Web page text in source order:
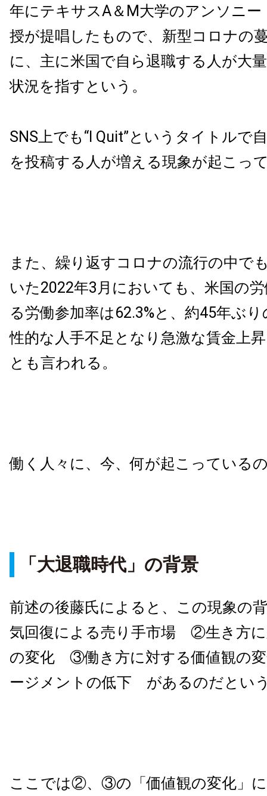
年にテキサスA＆M大学のアンソニー
授が提唱したもので、新型コロナの
に、主に米国で自ら退職する人が大
状況を指すという。
SNS上でも“I Quit”というタイトルで
を投稿する人が増える現象が起こっ
また、繰り返すコロナの流行の中で
いた2022年3月においても、米国の
る労働参加率は62.3%と、約45年ぶ
性的な人手不足となり急激な賃金上
とも言われる。
働く人々に、今、何が起こっている
「大退職時代」の背景
前述の後藤氏によると、この現象の
気回復による売り手市場 ②生き方に
の変化 ③働き方に対する価値観の
ージメントの低下 があるのだとい
ここでは②、③の「価値観の変化」